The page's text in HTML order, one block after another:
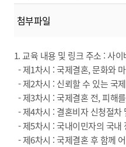
첨부파일
1. 교육 내용 및 링크 주소 : 사
- 제1차시 : 국제결혼, 문화와
- 제2차시 : 신뢰할 수 있는 국
- 제3차시 : 국제결혼 전, 피해
- 제4차시 : 결혼비자 신청절차
- 제5차시 : 국내이민자의 국내
- 제6차시 : 국제결혼 후 함께